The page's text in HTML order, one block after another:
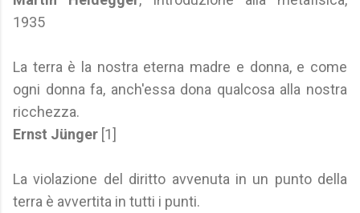
1935
La terra è la nostra eterna madre e donna, e come
ogni donna fa, anch'essa dona qualcosa alla nostra
ricchezza.
Ernst Jünger [1]
La violazione del diritto avvenuta in un punto della
terra è avvertita in tutti i punti.